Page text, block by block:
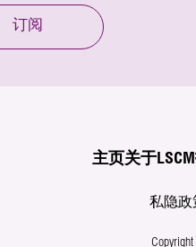
订阅
主页关于LSCM
私隐政
Copyright